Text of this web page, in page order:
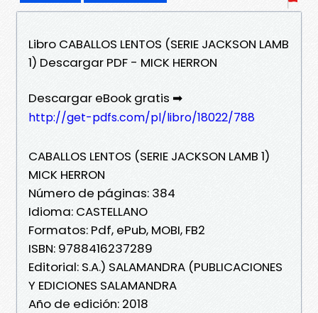
Libro CABALLOS LENTOS (SERIE JACKSON LAMB
1) Descargar PDF - MICK HERRON
Descargar eBook gratis ➡
http://get-pdfs.com/pl/libro/18022/788
CABALLOS LENTOS (SERIE JACKSON LAMB 1)
MICK HERRON
Número de páginas: 384
Idioma: CASTELLANO
Formatos: Pdf, ePub, MOBI, FB2
ISBN: 9788416237289
Editorial: S.A.) SALAMANDRA (PUBLICACIONES
Y EDICIONES SALAMANDRA
Año de edición: 2018